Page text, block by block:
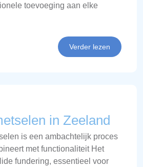
toevoeging aan elke
Verder lezen
in Zeeland
is een ambachtelijk proces
met functionaliteit Het
fundering, essentieel voor